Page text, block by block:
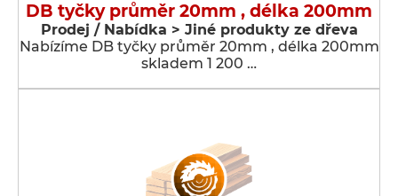
DB tyčky průměr 20mm , délka 200mm
Prodej / Nabídka > Jiné produkty ze dřeva
Nabízíme DB tyčky průměr 20mm , délka 200mm
skladem 1 200 …